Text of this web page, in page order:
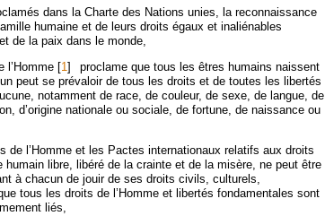
Article 19 Amendements
Article 20 Dénonciation
Article 21 Notification par le Secrétaire
général
Article 22 Langues officielles
dans la Charte des Nations unies, la reconnaissance
humaine et de leurs droits égaux et inaliénables
de la paix dans le monde,
l’Homme [1]
proclame que tous les êtres humains naissent
peut se prévaloir de tous les droits et de toutes les libertés
notamment de race, de couleur, de sexe, de langue, de
d’origine nationale ou sociale, de fortune, de naissance ou
de l’Homme et les Pactes internationaux relatifs aux droits
humain libre, libéré de la crainte et de la misère, ne peut être
à chacun de jouir de ses droits civils, culturels,
tous les droits de l’Homme et libertés fondamentales sont
liés,